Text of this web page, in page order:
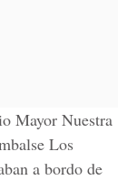
Mayor Nuestra
Los
a bordo de